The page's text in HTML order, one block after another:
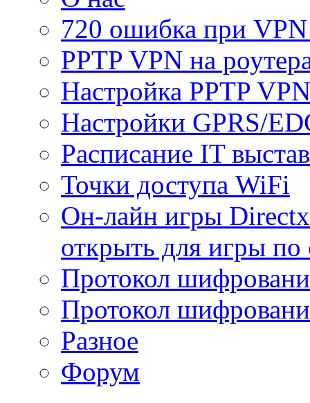
720 ошибка при
PPTP VPN на
Настройка PPTP
Настройки GPRS/
Расписание IT
Точки доступа WiFi
Он-лайн игры
открыть для игры по
Протокол
Протокол
Разное
Форум